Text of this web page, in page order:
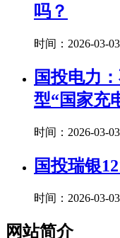
吗？
时间：2026-03-
国投电力
型“国家充
时间：2026-03-
国投瑞银
时间：2026-03-
网站简介